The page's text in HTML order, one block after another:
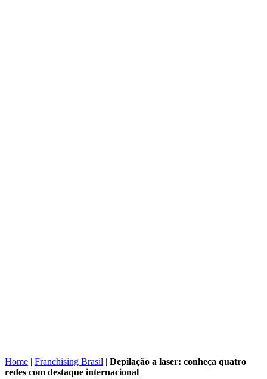
Home | Franchising Brasil | Depilação a laser: conheça quatro
redes com destaque internacional